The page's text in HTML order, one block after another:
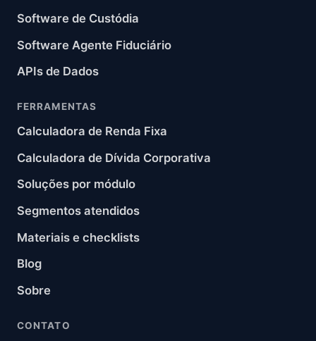
Software de Custódia
Software Agente Fiduciário
APIs de Dados
FERRAMENTAS
Calculadora de Renda Fixa
Calculadora de Dívida Corporativa
Soluções por módulo
Segmentos atendidos
Materiais e checklists
Blog
Sobre
CONTATO